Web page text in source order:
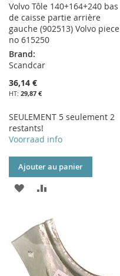
Volvo Tôle 140+164+240 bas
de caisse partie arrière
gauche (902513) Volvo piece
no 615250
Brand:
Scandcar
36,14 €
29,87 €
SEULEMENT 5 seulement 2
restants!
Voorraad info
Ajouter au panier
AJOUTER
MA
LISTE
D’ENVIE
COMPARATEUR